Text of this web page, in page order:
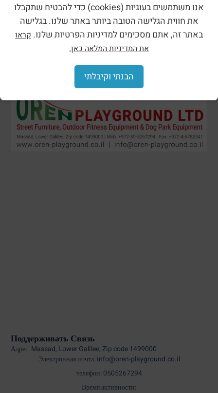
Поддерживать Связь
Адрес: Massad, Lower Galilee, Zip code 1499000
Электронная почта: info@oren-playground.co.il
телефон: 0505267294
Время активности:
אנו משתמשים בעוגיות (cookies) כדי להבטיח שתקבלו
את חווית הגלישה הטובה ביותר באתר שלנו. בגלישה
באתר זה, אתם מסכימים למדיניות הפרטיות שלנו. קראו
את המדיניות המלאה כאן.
הבנתי וקיבלתי